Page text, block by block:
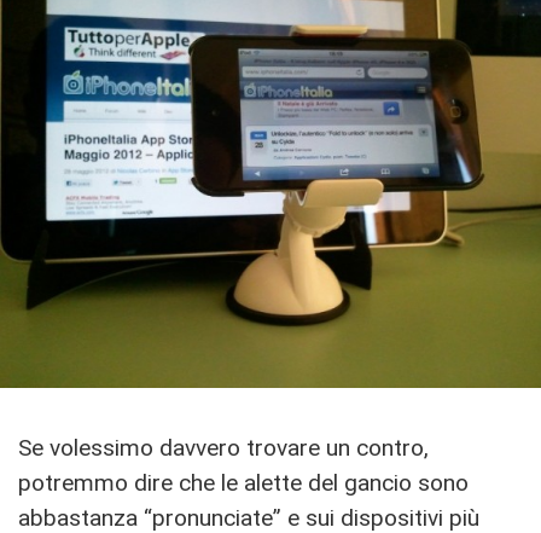
Se volessimo davvero trovare un contro,
potremmo dire che le alette del gancio sono
abbastanza “pronunciate” e sui dispositivi più